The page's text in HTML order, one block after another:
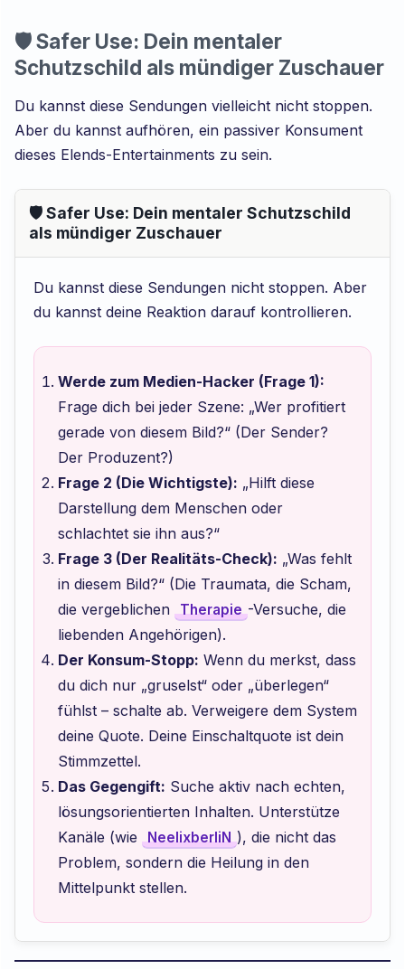
🛡️ Safer Use: Dein mentaler
Schutzschild als mündiger Zuschauer
Du kannst diese Sendungen vielleicht nicht stoppen.
Aber du kannst aufhören, ein passiver Konsument
dieses Elends-Entertainments zu sein.
🛡️ Safer Use: Dein mentaler Schutzschild
als mündiger Zuschauer
Du kannst diese Sendungen nicht stoppen. Aber
du kannst deine Reaktion darauf kontrollieren.
Werde zum Medien-Hacker (Frage 1):
Frage dich bei jeder Szene: „Wer profitiert
gerade von diesem Bild?“ (Der Sender?
Der Produzent?)
Frage 2 (Die Wichtigste): „Hilft diese
Darstellung dem Menschen oder
schlachtet sie ihn aus?“
Frage 3 (Der Realitäts-Check): „Was fehlt
in diesem Bild?“ (Die Traumata, die Scham,
die vergeblichen Therapie -Versuche, die
liebenden Angehörigen).
Der Konsum-Stopp: Wenn du merkst, dass
du dich nur „gruselst“ oder „überlegen“
fühlst – schalte ab. Verweigere dem System
deine Quote. Deine Einschaltquote ist dein
Stimmzettel.
Das Gegengift: Suche aktiv nach echten,
lösungsorientierten Inhalten. Unterstütze
Kanäle (wie
NeelixberliN ), die nicht das
Problem, sondern die Heilung in den
Mittelpunkt stellen.